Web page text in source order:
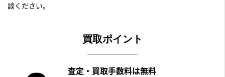
談ください。
買取ポイント
査定・買取手数料は無料